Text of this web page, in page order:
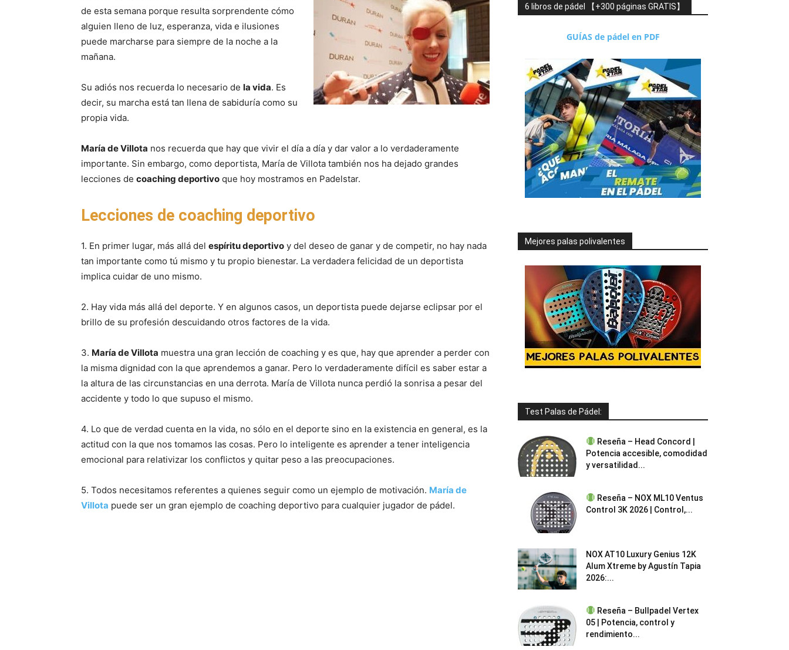
de esta semana porque resulta sorprendente cómo
alguien lleno de luz, esperanza, vida e ilusiones
puede marcharse para siempre de la noche a la
mañana.
Su adiós nos recuerda lo necesario de la vida. Es
decir, su marcha está tan llena de sabiduría como su
propia vida.
María de Villota nos recuerda que hay que vivir el día a día y dar valor a lo verdaderamente
importante. Sin embargo, como deportista, María de Villota también nos ha dejado grandes
lecciones de coaching deportivo que hoy mostramos en Padelstar.
Lecciones de coaching deportivo
1. En primer lugar, más allá del espíritu deportivo y del deseo de ganar y de competir, no hay nada
tan importante como tú mismo y tu propio bienestar. La verdadera felicidad de un deportista
implica cuidar de uno mismo.
2. Hay vida más allá del deporte. Y en algunos casos, un deportista puede dejarse eclipsar por el
brillo de su profesión descuidando otros factores de la vida.
3. María de Villota muestra una gran lección de coaching y es que, hay que aprender a perder con
la misma dignidad con la que aprendemos a ganar. Pero lo verdaderamente difícil es saber estar a
la altura de las circunstancias en una derrota. María de Villota nunca perdió la sonrisa a pesar del
accidente y todo lo que supuso el mismo.
4. Lo que de verdad cuenta en la vida, no sólo en el deporte sino en la existencia en general, es la
actitud con la que nos tomamos las cosas. Pero lo inteligente es aprender a tener inteligencia
emocional para relativizar los conflictos y quitar peso a las preocupaciones.
5. Todos necesitamos referentes a quienes seguir como un ejemplo de motivación. María de
Villota puede ser un gran ejemplo de coaching deportivo para cualquier jugador de pádel.
6 libros de pádel 【+300 páginas GRATIS】
GUÍAS de pádel en PDF
Mejores palas polivalentes
Test Palas de Pádel:
Reseña – Head Concord |
Potencia accesible, comodidad
y versatilidad...
Reseña – NOX ML10 Ventus
Control 3K 2026 | Control,...
NOX AT10 Luxury Genius 12K
Alum Xtreme by Agustín Tapia
2026:...
Reseña – Bullpadel Vertex
05 | Potencia, control y
rendimiento...